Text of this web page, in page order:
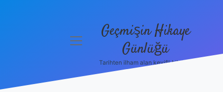
menüyü
Geçmişin Hikaye
Günlüğü
Tarihten ilham alan keyifli bilgiler!